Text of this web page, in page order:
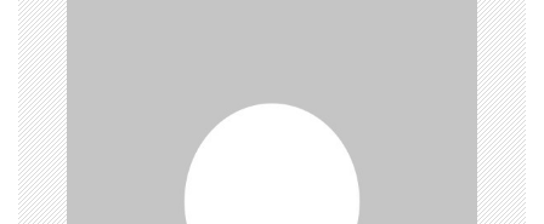
v
i
g
a